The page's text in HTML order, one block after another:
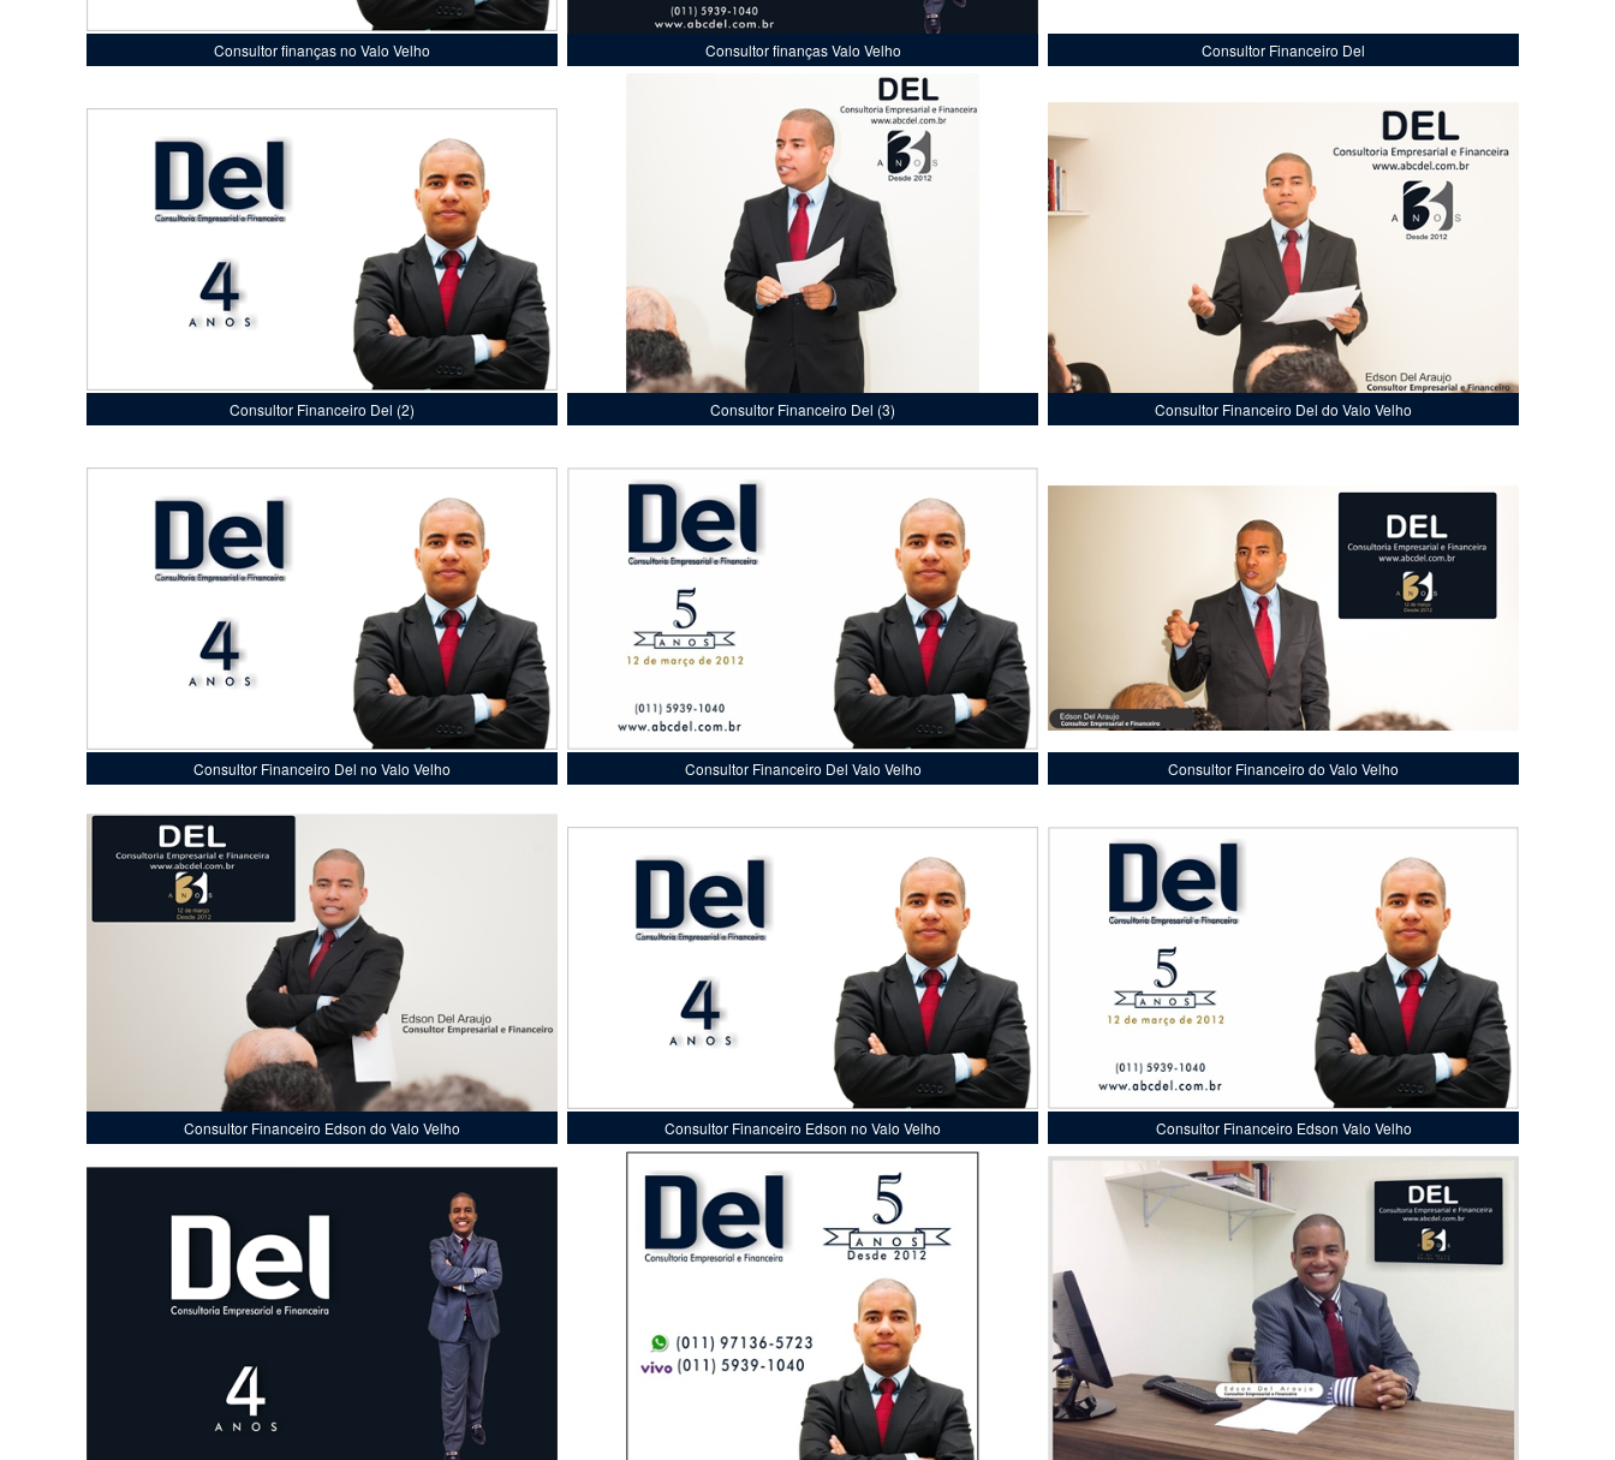
Consultor finanças no Valo Velho Consultor finanças Valo Velho Consultor Financeiro Del
Consultor Financeiro Del (2) Consultor Financeiro Del (3) Consultor Financeiro Del do Valo Velho
Consultor Financeiro Del no Valo Velho Consultor Financeiro Del Valo Velho Consultor Financeiro do Valo Velho
Consultor Financeiro Edson do Valo Velho Consultor Financeiro Edson no Valo Velho Consultor Financeiro Edson Valo Velho